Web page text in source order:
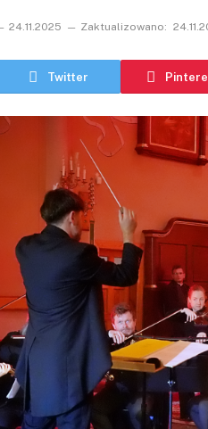
24.11.2025 Zaktualizowano:
Twitter